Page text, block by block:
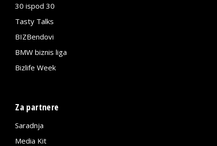
30 ispod 30
Tasty Talks
BIZBendovi
BMW biznis liga
Bizlife Week
Za partnere
Saradnja
Media Kit